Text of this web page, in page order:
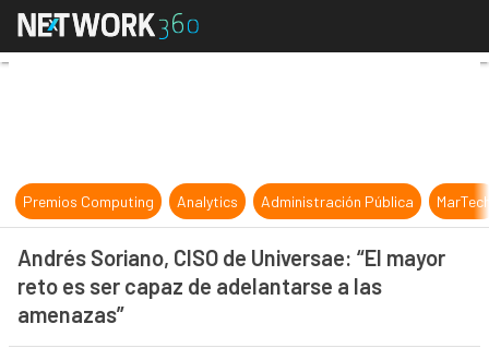
Andrés Soriano, CISO de
Premios Computing Analytics Administración Pública
Andrés Soriano, CISO de Universae: “El mayor
reto es ser capaz de adelantarse a las
amenazas”